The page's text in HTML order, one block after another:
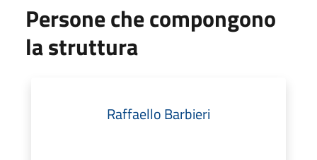
Persone che compongono
la struttura
Raffaello Barbieri